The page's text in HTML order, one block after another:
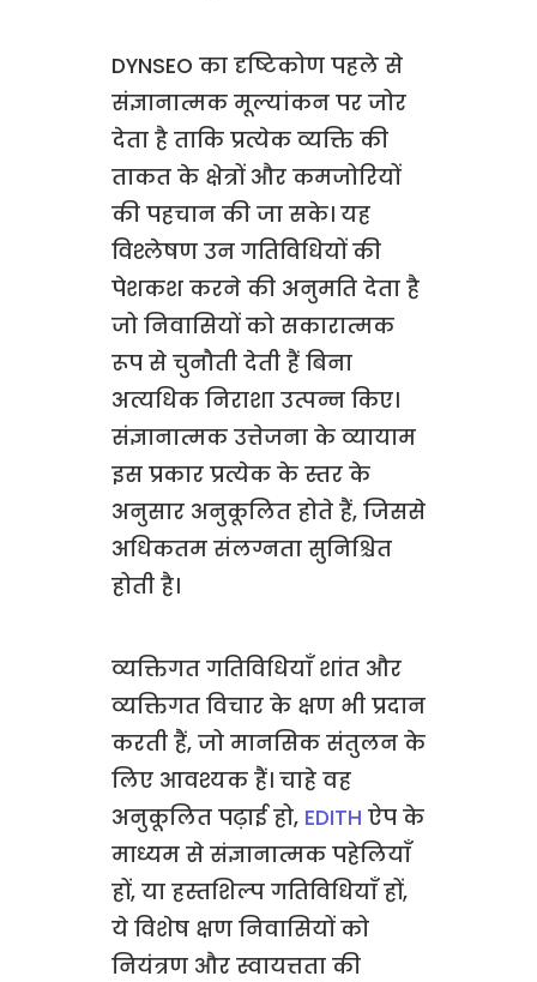
DYNSEO का दृष्टिकोण पहले से
संज्ञानात्मक मूल्यांकन पर जोर
देता है ताकि प्रत्येक व्यक्ति की
ताकत के क्षेत्रों और कमजोरियों
की पहचान की जा सके। यह
विश्लेषण उन गतिविधियों की
पेशकश करने की अनुमति देता है
जो निवासियों को सकारात्मक
रूप से चुनौती देती हैं बिना
अत्यधिक निराशा उत्पन्न किए।
संज्ञानात्मक उत्तेजना के व्यायाम
इस प्रकार प्रत्येक के स्तर के
अनुसार अनुकूलित होते हैं, जिससे
अधिकतम संलग्नता सुनिश्चित
होती है।
व्यक्तिगत गतिविधियाँ शांत और
व्यक्तिगत विचार के क्षण भी प्रदान
करती हैं, जो मानसिक संतुलन के
लिए आवश्यक हैं। चाहे वह
अनुकूलित पढ़ाई हो, EDITH ऐप के
माध्यम से संज्ञानात्मक पहेलियाँ
हों, या हस्तशिल्प गतिविधियाँ हों,
ये विशेष क्षण निवासियों को
नियंत्रण और स्वायत्तता की